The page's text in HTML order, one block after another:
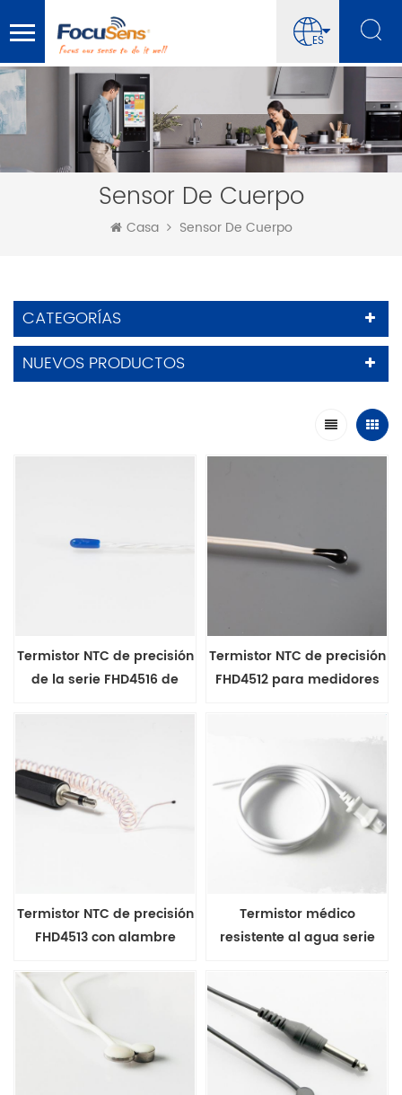
ES
Sensor De Cuerpo
Casa Sensor De Cuerpo
CATEGORÍAS
NUEVOS PRODUCTOS
Termistor NTC de precisión
de la serie FHD4516 de
Termistor NTC de precisión
FHD4512 para medidores
Termistor NTC de precisión
FHD4513 con alambre
Termistor médico
resistente al agua serie